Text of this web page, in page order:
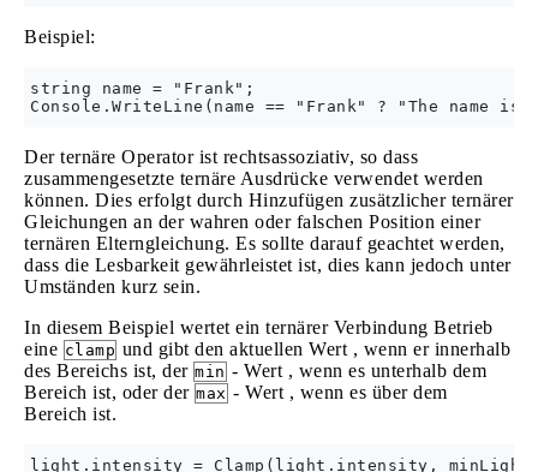
Beispiel:
string name = "Frank";
Der ternäre Operator ist rechtsassoziativ, so dass
zusammengesetzte ternäre Ausdrücke verwendet werden
können. Dies erfolgt durch Hinzufügen zusätzlicher ternärer
Gleichungen an der wahren oder falschen Position einer
ternären Elterngleichung. Es sollte darauf geachtet werden,
dass die Lesbarkeit gewährleistet ist, dies kann jedoch unter
Umständen kurz sein.
In diesem Beispiel wertet ein ternärer Verbindung Betrieb
eine clamp und gibt den aktuellen Wert , wenn er innerhalb
des Bereichs ist, der min - Wert , wenn es unterhalb dem
Bereich ist, oder der max - Wert , wenn es über dem
Bereich ist.
light.intensity = Clamp(light.intensity, minLight,